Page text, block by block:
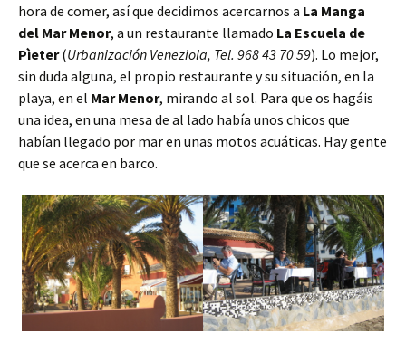
hora de comer, así que decidimos acercarnos a La Manga
del Mar Menor, a un restaurante llamado La Escuela de
Pìeter(Urbanización Veneziola, Tel. 968 43 70 59). Lo mejor,
sin duda alguna, el propio restaurante y su situación, en la
playa, en el Mar Menor, mirando al sol. Para que os hagáis
una idea, en una mesa de al lado había unos chicos que
habían llegado por mar en unas motos acuáticas. Hay gente
que se acerca en barco.